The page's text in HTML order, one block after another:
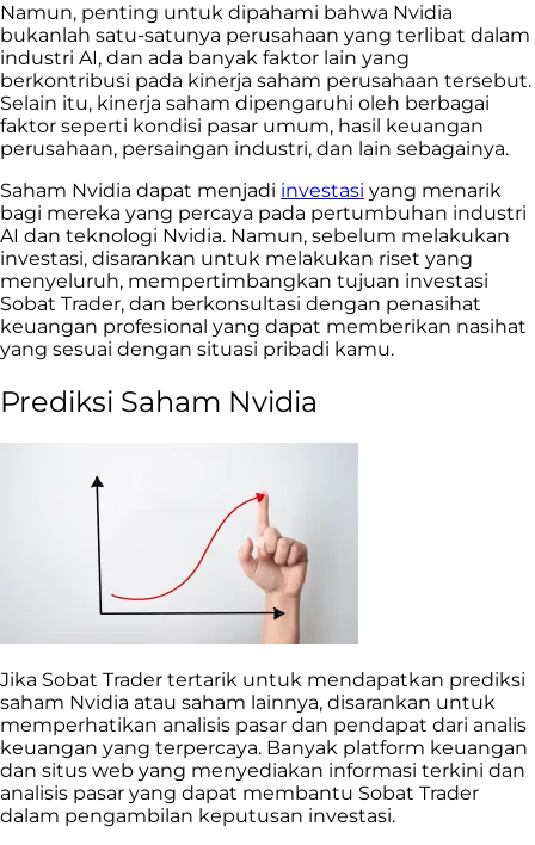
Namun, penting untuk dipahami bahwa Nvidia
bukanlah satu-satunya perusahaan yang terlibat dalam
industri AI, dan ada banyak faktor lain yang
berkontribusi pada kinerja saham perusahaan tersebut.
Selain itu, kinerja saham dipengaruhi oleh berbagai
faktor seperti kondisi pasar umum, hasil keuangan
perusahaan, persaingan industri, dan lain sebagainya.
Saham Nvidia dapat menjadi investasi yang menarik
bagi mereka yang percaya pada pertumbuhan industri
AI dan teknologi Nvidia. Namun, sebelum melakukan
investasi, disarankan untuk melakukan riset yang
menyeluruh, mempertimbangkan tujuan investasi
Sobat Trader, dan berkonsultasi dengan penasihat
keuangan profesional yang dapat memberikan nasihat
yang sesuai dengan situasi pribadi kamu.
Prediksi Saham Nvidia
Jika Sobat Trader tertarik untuk mendapatkan prediksi
saham Nvidia atau saham lainnya, disarankan untuk
memperhatikan analisis pasar dan pendapat dari analis
keuangan yang terpercaya. Banyak platform keuangan
dan situs web yang menyediakan informasi terkini dan
analisis pasar yang dapat membantu Sobat Trader
dalam pengambilan keputusan investasi.